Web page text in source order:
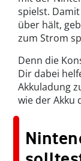
spielst.
über hält,
zum Strom
Denn die
Dir dabei
Akkuladung
wie der Akku